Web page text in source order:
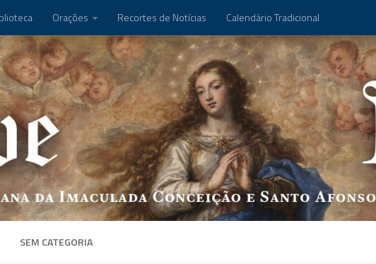
Orações Recortes de Notícias Calendário Tradicional
SEM CATEGORIA